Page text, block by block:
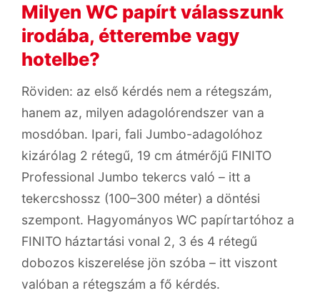
Milyen WC papírt válasszunk
irodába, étterembe vagy
hotelbe?
Röviden: az első kérdés nem a rétegszám,
hanem az, milyen adagolórendszer van a
mosdóban. Ipari, fali Jumbo-adagolóhoz
kizárólag 2 rétegű, 19 cm átmérőjű FINITO
Professional Jumbo tekercs való – itt a
tekercshossz (100–300 méter) a döntési
szempont. Hagyományos WC papírtartóhoz a
FINITO háztartási vonal 2, 3 és 4 rétegű
dobozos kiszerelése jön szóba – itt viszont
valóban a rétegszám a fő kérdés.